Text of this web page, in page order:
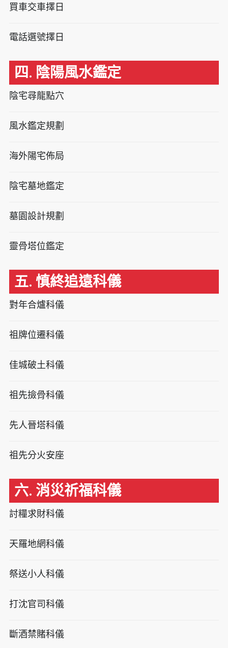
買車交車擇日
電話選號擇日
四. 陰陽風水鑑定
陰宅尋龍點穴
風水鑑定規劃
海外陽宅佈局
陰宅墓地鑑定
墓園設計規劃
靈骨塔位鑑定
五. 慎終追遠科儀
對年合爐科儀
祖牌位遷科儀
佳城破土科儀
祖先撿骨科儀
先人晉塔科儀
祖先分火安座
六. 消災祈福科儀
討糧求財科儀
天羅地網科儀
祭送小人科儀
打沈官司科儀
斷酒禁賭科儀